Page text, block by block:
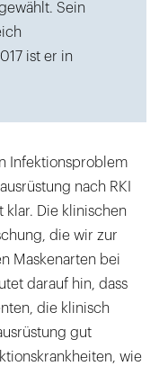
Sein
ist er in
Infektionsproblem
nach RKI
Die klinischen
die wir zur
Maskenarten bei
darauf hin, dass
die klinisch
gut
wie